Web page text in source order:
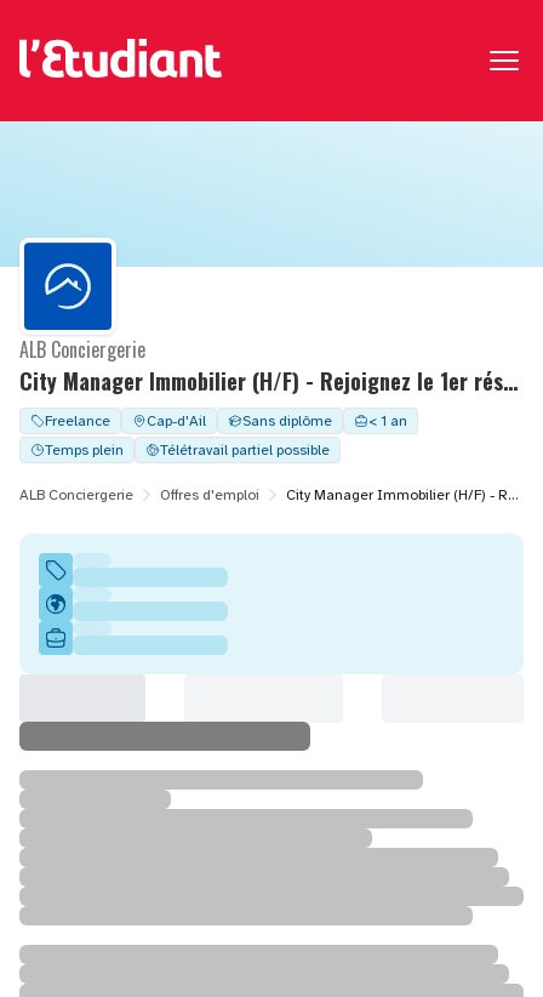
City Manager Immobilier (H/F) - Rejoignez le 1er réseau de Conciergerie en France
ALB Conciergerie
Freelance Cap-d'Ail Sans diplôme
< 1 an
Temps plein
Télétravail partiel possible
ALB Conciergerie Offres d'emploi City Manager Immobilier (H/F) - Rejoignez le 1er réseau de Conciergerie en France